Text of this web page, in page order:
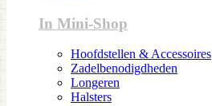
In Mini-Shop
Hoofdstellen & Accessoires
Zadelbenodigdheden
Longeren
Halsters